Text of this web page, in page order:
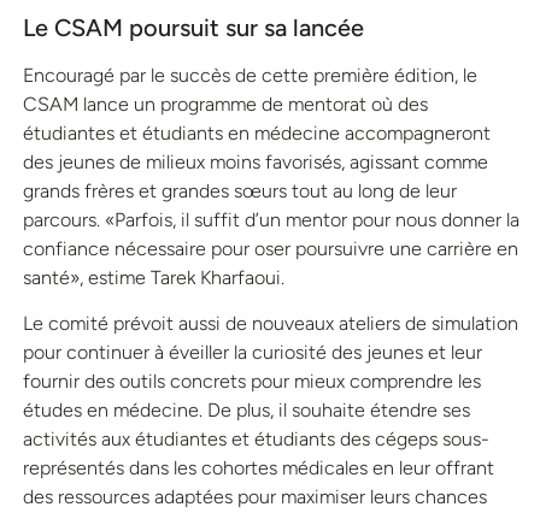
Le CSAM poursuit sur sa lancée
Encouragé par le succès de cette première édition, le
CSAM lance un programme de mentorat où des
étudiantes et étudiants en médecine accompagneront
des jeunes de milieux moins favorisés, agissant comme
grands frères et grandes sœurs tout au long de leur
parcours. «Parfois, il suffit d’un mentor pour nous donner la
confiance nécessaire pour oser poursuivre une carrière en
santé», estime Tarek Kharfaoui.
Le comité prévoit aussi de nouveaux ateliers de simulation
pour continuer à éveiller la curiosité des jeunes et leur
fournir des outils concrets pour mieux comprendre les
études en médecine. De plus, il souhaite étendre ses
activités aux étudiantes et étudiants des cégeps sous-
représentés dans les cohortes médicales en leur offrant
des ressources adaptées pour maximiser leurs chances